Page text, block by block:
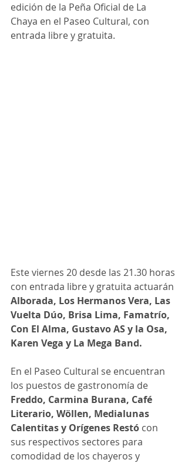
edición de la Peña Oficial de La
Chaya en el Paseo Cultural, con
entrada libre y gratuita.
Este viernes 20 desde las 21.30 horas
con entrada libre y gratuita actuarán
Alborada, Los Hermanos Vera, Las
Vuelta Dúo, Brisa Lima, Famatrío,
Con El Alma, Gustavo AS y la Osa,
Karen Vega y La Mega Band.
En el Paseo Cultural se encuentran
los puestos de gastronomía de
Freddo, Carmina Burana, Café
Literario, Wöllen, Medialunas
Calentitas y Orígenes Restó con
sus respectivos sectores para
comodidad de los chayeros y